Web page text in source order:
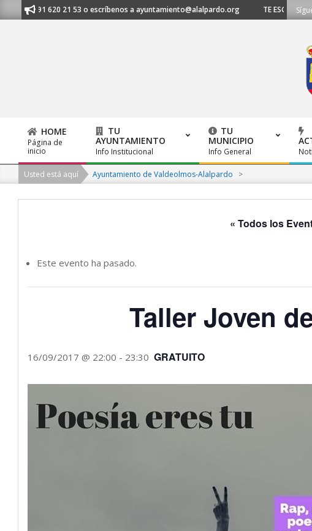
to
al 91 620 21 53 o escríbenos a ayuntamiento@alalpardo.org TE
Primary
Navigation
Menu
HOME
Página de
inicio
TU
AYUNTAMIENTO
Info Institucional
TU
MUNICIPIO
Info General
Usted está aquí Ayuntamiento de Valdeolmos-Alalpardo >
« Todos los
Este evento ha pasado.
Taller Joven
16/09/2017 @ 22:00 - 23:30 GRATUITO